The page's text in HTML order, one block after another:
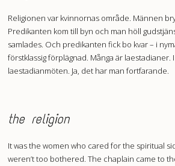
Religionen var kvinnornas område. Männen
Predikanten kom till byn och man höll
samlades. Och predikanten fick bo kvar – i
förstklassig förplägnad. Många är laestadianer.
laestadianmöten. Ja, det har man fortfarande.
the religion
It was the women who cared for the spiritual
weren’t too bothered. The chaplain came to